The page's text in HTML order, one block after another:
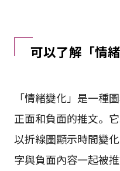
可以了解「情緒
「情緒變化」是一種
正面和負面的推文。
以折線圖顯示時間變
字與負面內容一起被